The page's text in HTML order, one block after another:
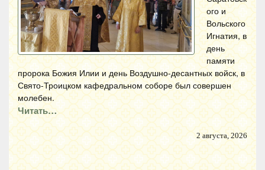
ого и
Вольского
Игнатия, в
день
памяти
пророка Божия Илии и день Воздушно-десантных войск, в
Свято-Троицком кафедральном соборе был совершен
молебен.
Читать…
2 августа, 2026